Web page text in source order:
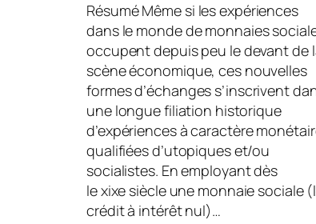
Résumé Même si les expériences
dans le monde de monnaies
occupent depuis peu le devant de
scène économique, ces nouvelles
formes d’échanges s’inscrivent
une longue filiation historique
d’expériences à caractère
qualifiées d’utopiques et/ou
socialistes. En employant dès
le xixe siècle une monnaie sociale
crédit à intérêt nul)…